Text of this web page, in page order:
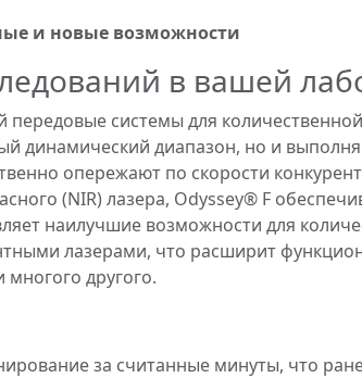
и новые возможности
в вашей
системы для
динамический диапазон, но и
опережают по скорости
(NIR) лазера, Odyssey® F
наилучшие возможности для
лазерами, что расширит
многого другого.
за считанные минуты, что